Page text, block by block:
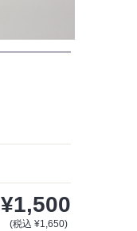
¥1,500
(税込 ¥1,650)